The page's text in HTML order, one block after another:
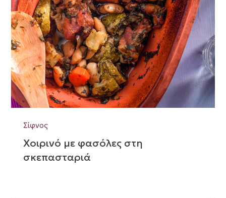
Σίφνος
Χοιρινό με φασόλες στη
σκεπασταριά